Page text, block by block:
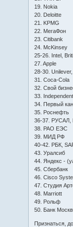
19. Nokia
20. Deloitte
21. KPMG
22. МегаФон
23. Citibank
24. McKinsey
25-26. Intel,
27. Apple
28-30.
31. Coca-Cola
32. Свой
33.
34. Первый
35. Роснефть
36-37. РУСАЛ,
38. РАО ЕЭС
39. МИД РФ
40-42. РБК,
43. Уралсиб
44. Яндекс -
45. Сбербанк
46. Cisco
47. Студия
48. Marriott
49. Рольф
50. Банк
Признаться,